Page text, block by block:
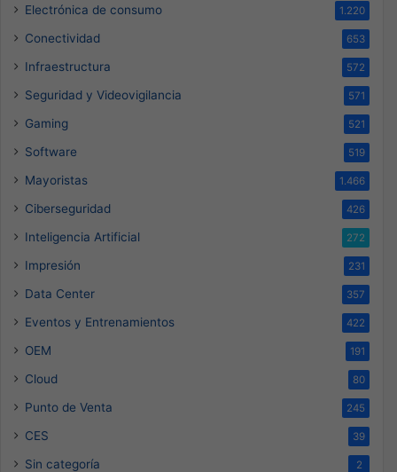
Electrónica de consumo 1.220
Conectividad 653
Infraestructura 572
Seguridad y Videovigilancia 571
Gaming 521
Software 519
Mayoristas 1.466
Ciberseguridad 426
Inteligencia Artificial 272
Impresión 231
Data Center 357
Eventos y Entrenamientos 422
OEM 191
Cloud 80
Punto de Venta 245
CES 39
Sin categoría 2